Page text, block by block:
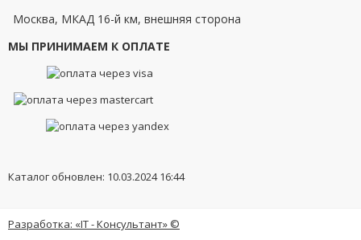
Москва, МКАД 16-й км, внешняя сторона
МЫ ПРИНИМАЕМ К ОПЛАТЕ
Каталог обновлен: 10.03.2024 16:44
Разработка: «IT - Консультант» ©